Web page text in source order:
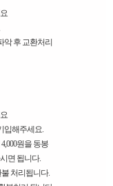
악 후 교환처리
입해주세요.
원을 동봉
면 됩니다.
처리됩니다.